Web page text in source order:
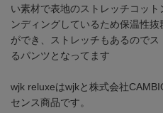
い素材で表地のストレッチコッ
ンディングしているため保温性
ができ、ストレッチもあるので
るパンツとなってます
wjk reluxeはwjkと株式会社
センス商品です。